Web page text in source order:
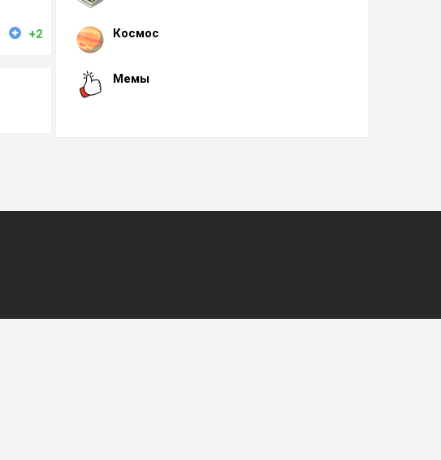
+2 Космос
Мемы